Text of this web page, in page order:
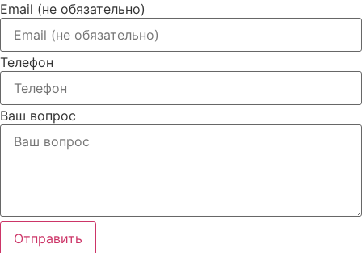
Email (не обязательно)
Телефон
Ваш вопрос
Отправить